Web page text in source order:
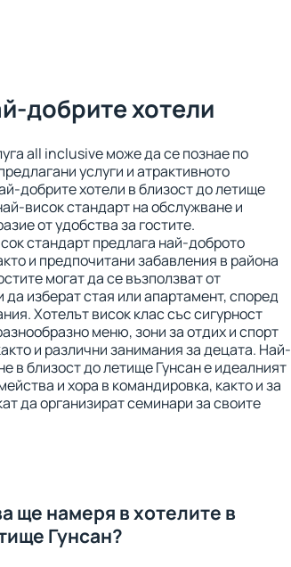
добрите хотели
all inclusive може да се познае по
услуги и атрактивното
добрите хотели в близост до летище
висок стандарт на обслужване и
от удобства за гостите.
стандарт предлага най-доброто
и предпочитани забавления в района
могат да се възползват от
да изберат стая или апартамент, според
Хотелът висок клас със сигурност
меню, зони за отдих и спорт
и различни занимания за децата. Най-
в близост до летище Гунсан е идеалният
и хора в командировка, както и за
да организират семинари за своите
ще намеря в хотелите в
Гунсан?